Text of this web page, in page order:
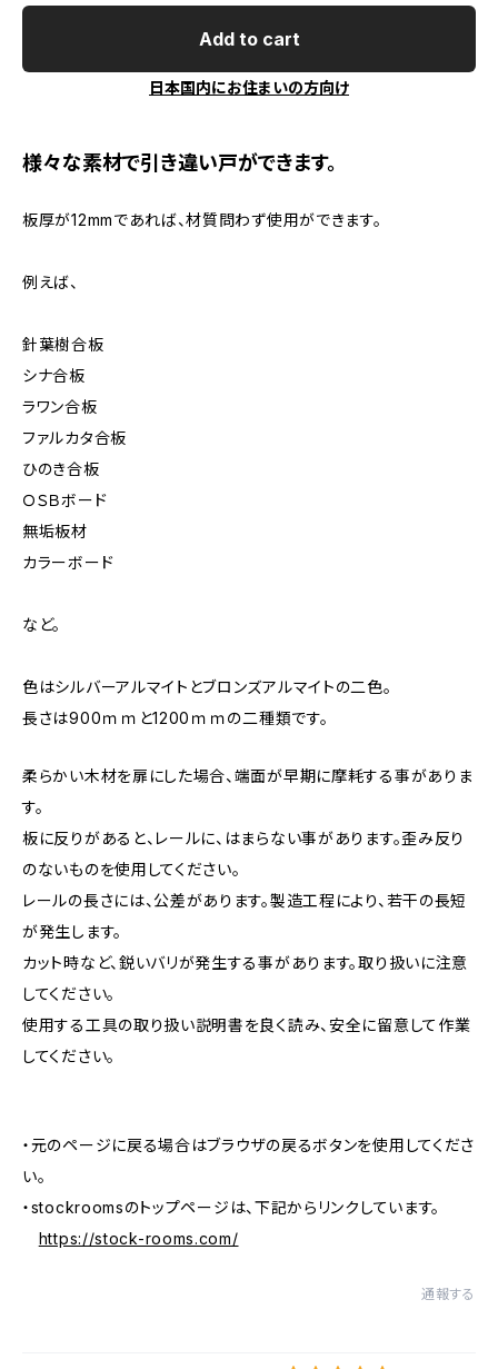
Add to cart
日本国内にお住まいの方向け
様々な素材で引き違い戸ができます。
板厚が12mmであれば、材質問わず使用ができます。
例えば、
針葉樹合板
シナ合板
ラワン合板
ファルカタ合板
ひのき合板
ＯＳＢボード
無垢板材
カラーボード
など。
色はシルバーアルマイトとブロンズアルマイトの二色。
長さは900ｍｍと1200ｍｍの二種類です。
柔らかい木材を扉にした場合、端面が早期に摩耗する事がありま
す。
板に反りがあると、レールに、はまらない事があります。歪み反り
のないものを使用してください。
レールの長さには、公差があります。製造工程により、若干の長短
が発生します。
カット時など、鋭いバリが発生する事があります。取り扱いに注意
してください。
使用する工具の取り扱い説明書を良く読み、安全に留意して作業
してください。
・元のページに戻る場合はブラウザの戻るボタンを使用してくださ
い。
・stockroomsのトップページは、下記からリンクしています。
https://stock-rooms.com/
通報する